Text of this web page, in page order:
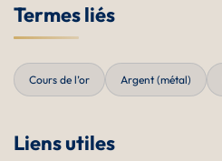
Termes liés
Cours de l’or Argent (métal)
Liens utiles